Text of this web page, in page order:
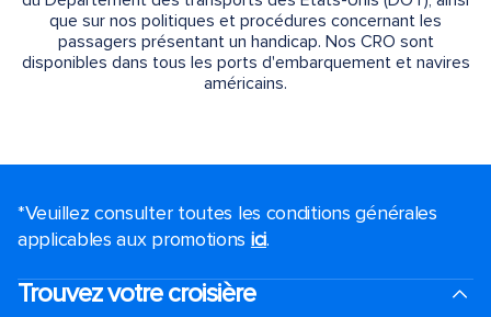
que sur nos politiques et procédures concernant les
passagers présentant un handicap. Nos CRO sont
disponibles dans tous les ports d'embarquement et navires
américains.
*Veuillez consulter toutes les conditions générales
applicables aux promotions ici.
Trouvez votre croisière